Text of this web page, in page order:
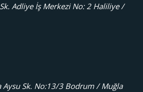
Adliye İş Merkezi No: 2 Haliliye /
Aysu Sk. No:13/3 Bodrum / Muğla